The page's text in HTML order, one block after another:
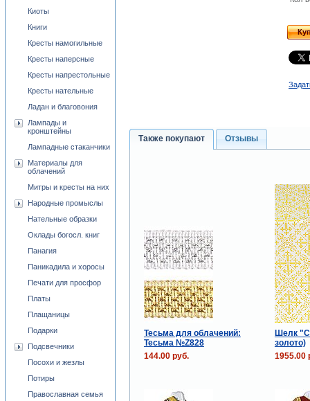
Также покупают Отзывы
Тесьма для облачений:
Тесьма №Z828
Шелк
золото)
144.00 руб.
1955.00
Киоты
Книги
Кресты намогильные
Кресты наперсные
Кресты напрестольные
Кресты нательные
Ладан и благовония
Лампады и
кронштейны
Лампадные стаканчики
Материалы для
облачений
Митры и кресты на них
Народные промыслы
Нательные образки
Оклады богосл. книг
Панагия
Паникадила и хоросы
Печати для просфор
Платы
Плащаницы
Подарки
Подсвечники
Посохи и жезлы
Потиры
Православная семья